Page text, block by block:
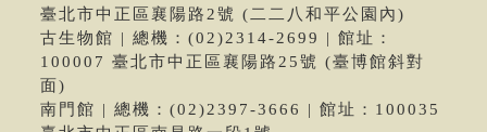
臺北市中正區襄陽路2號 (二二八和平公園內)
古生物館 | 總機：(02)2314-2699 | 館址：
100007 臺北市中正區襄陽路25號 (臺博館斜對
面)
南門館 | 總機：(02)2397-3666 | 館址：100035